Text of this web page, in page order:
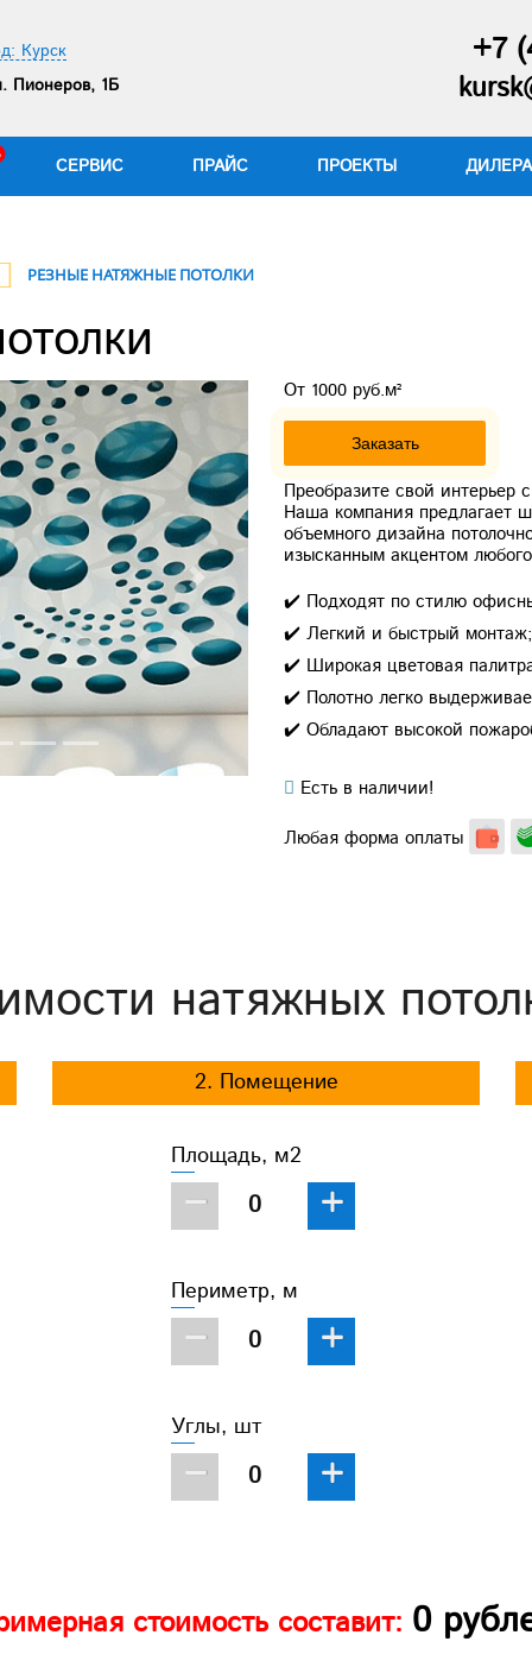
Курск
Пионеров, 1Б
+7
СЕРВИС ПРАЙС ПРОЕКТЫ
РЕЗНЫЕ НАТЯЖНЫЕ ПОТОЛКИ
Next
От 1000 руб.м²
Заказать
Преобразите свой интерьер
Наша компания предлагает
объемного дизайна
изысканным акцентом
✔️ Подходят по стилю
✔️ Легкий и быстрый
✔️ Широкая цветовая
✔️ Полотно легко
✔️ Обладают высокой
Есть в наличии!
Любая форма оплаты
натяжных
2. Помещение
Площадь, м2
− +
Периметр, м
− +
Углы, шт
− +
стоимость составит: 0